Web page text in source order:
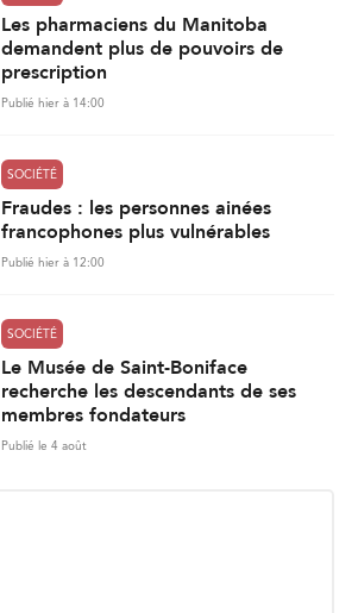
Les pharmaciens du Manitoba
demandent plus de pouvoirs de
prescription
Publié hier à 14:00
SOCIÉTÉ
Fraudes : les personnes ainées
francophones plus vulnérables
Publié hier à 12:00
SOCIÉTÉ
Le Musée de Saint-Boniface
recherche les descendants de ses
membres fondateurs
Publié le 4 août